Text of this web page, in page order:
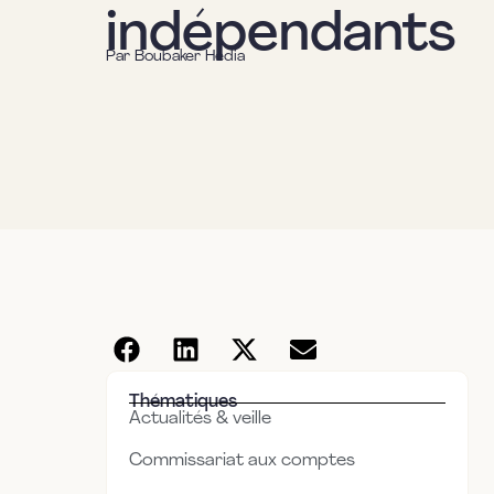
indépendants
Par Boubaker Hedia
Thématiques
Actualités & veille
Commissariat aux comptes